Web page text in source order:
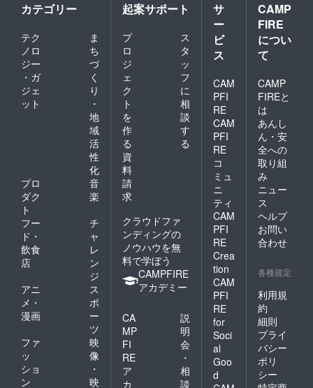
カテゴリー
テク
ノロ
ジー
・ガ
ジェ
ット
ま
ち
づ
く
り
・
地
域
活
性
化
プロ
ダク
ト
音
楽
フー
ド・
飲食
店
チ
ャ
レ
ン
ジ
アニ
メ・
漫画
ス
ポ
ー
ツ
ファ
ッ
ショ
ン
映
像
・
映
起案サポート
プ
ロ
ジ
ェ
ク
ト
を
作
る
ス
タ
ッ
フ
に
相
談
す
る
資
料
請
求
クラウドファ
ンディングの
ノウハウを無
料で学ぼう
CAMPFIRE
アカデミー
CA
MP
FI
RE
ア
カ
説
明
会
・
相
談
サ
ー
ビ
ス
CAM
PFI
RE
CAM
PFI
RE
コ
ミュ
ニ
ティ
CAM
PFI
RE
Crea
tion
CAM
PFI
RE
for
Soci
al
Goo
d
CAMP
FIRE
につい
て
CAMP
FIREと
は
あんし
ん・安
全への
取り組
み
ニュー
ス
ヘルプ
お問い
合わせ
各種規定
利用規
約
細則
プライ
バシー
ポリ
シー